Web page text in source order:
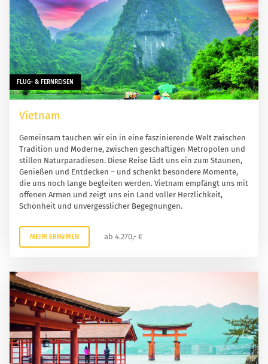
FLUG- & FERNREISEN
Vietnam
Gemeinsam tauchen wir ein in eine faszinierende Welt zwischen
Tradition und Moderne, zwischen geschäftigen Metropolen und
stillen Naturparadiesen. Diese Reise lädt uns ein zum Staunen,
Genießen und Entdecken – und schenkt besondere Momente,
die uns noch lange begleiten werden. Vietnam empfängt uns mit
offenen Armen und zeigt uns ein Land voller Herzlichkeit,
Schönheit und unvergesslicher Begegnungen.
MEHR ERFAHREN ab 4.270,- €